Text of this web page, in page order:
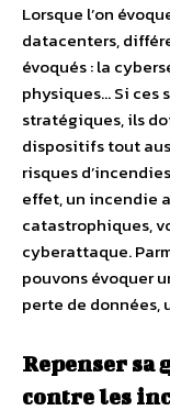
Lorsque l’on
datacenters,
évoqués : la
physiques… Si ces
stratégiques, ils
dispositifs tout
risques
effet, un incendie
catastrophiques,
cyberattaque.
pouvons évoquer
perte de données,
Repenser sa
contre les